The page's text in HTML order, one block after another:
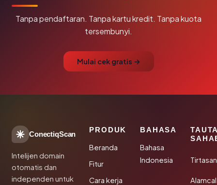
Tanpa pendaftaran. Tanpa kartu kredit. Tanpa kuota
tersembunyi.
Mulai cek gratis →
ConectiqScan
Intelijen domain
otomatis dan
independen untuk
PRODUK
Beranda
Fitur
Cara kerja
BAHASA
Bahasa
Indonesia